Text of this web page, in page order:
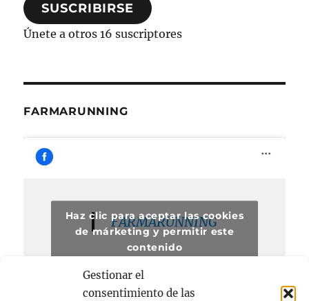
Gestionar el
consentimiento de las
electrónico
SUSCRIBIRSE
Únete a otros 16 suscriptores
FARMARUNNING
FARMARUNNING
Haz clic para aceptar las cookies
de márketing y permitir este
contenido